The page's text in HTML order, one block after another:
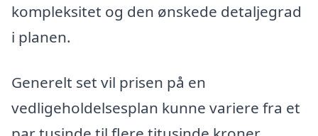
kompleksitet og den ønskede detaljegrad
i planen.
Generelt set vil prisen på en
vedligeholdelsesplan kunne variere fra et